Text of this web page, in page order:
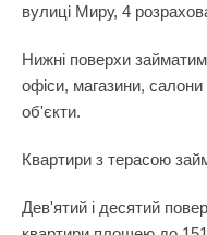
вулиці Миру, 4
Нижні поверхи
офіси, магазини, салони
об'єкти.
Квартири з терасою
Дев'ятий і десятий